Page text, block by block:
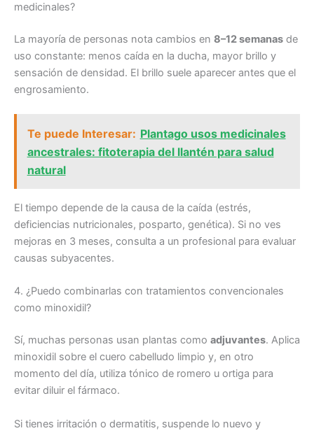
medicinales?
La mayoría de personas nota cambios en 8–12 semanas de
uso constante: menos caída en la ducha, mayor brillo y
sensación de densidad. El brillo suele aparecer antes que el
engrosamiento.
Te puede Interesar: Plantago usos medicinales
ancestrales: fitoterapia del llantén para salud
natural
El tiempo depende de la causa de la caída (estrés,
deficiencias nutricionales, posparto, genética). Si no ves
mejoras en 3 meses, consulta a un profesional para evaluar
causas subyacentes.
4. ¿Puedo combinarlas con tratamientos convencionales
como minoxidil?
Sí, muchas personas usan plantas como adjuvantes. Aplica
minoxidil sobre el cuero cabelludo limpio y, en otro
momento del día, utiliza tónico de romero u ortiga para
evitar diluir el fármaco.
Si tienes irritación o dermatitis, suspende lo nuevo y